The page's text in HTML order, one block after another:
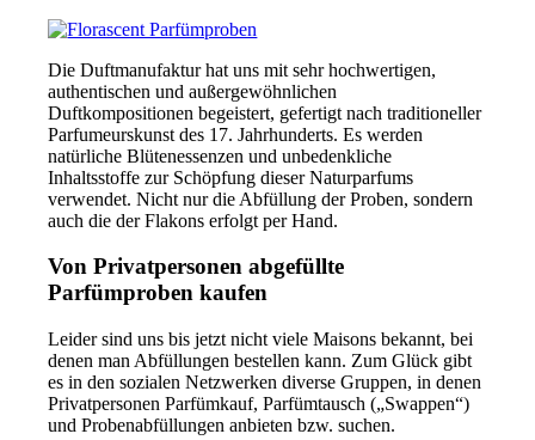
Die Duftmanufaktur hat uns mit sehr hochwertigen,
authentischen und außergewöhnlichen
Duftkompositionen begeistert, gefertigt nach traditioneller
Parfumeurskunst des 17. Jahrhunderts. Es werden
natürliche Blütenessenzen und unbedenkliche
Inhaltsstoffe zur Schöpfung dieser Naturparfums
verwendet. Nicht nur die Abfüllung der Proben, sondern
auch die der Flakons erfolgt per Hand.
Von Privatpersonen abgefüllte
Parfümproben kaufen
Leider sind uns bis jetzt nicht viele Maisons bekannt, bei
denen man Abfüllungen bestellen kann. Zum Glück gibt
es in den sozialen Netzwerken diverse Gruppen, in denen
Privatpersonen Parfümkauf, Parfümtausch („Swappen“)
und Probenabfüllungen anbieten bzw. suchen.